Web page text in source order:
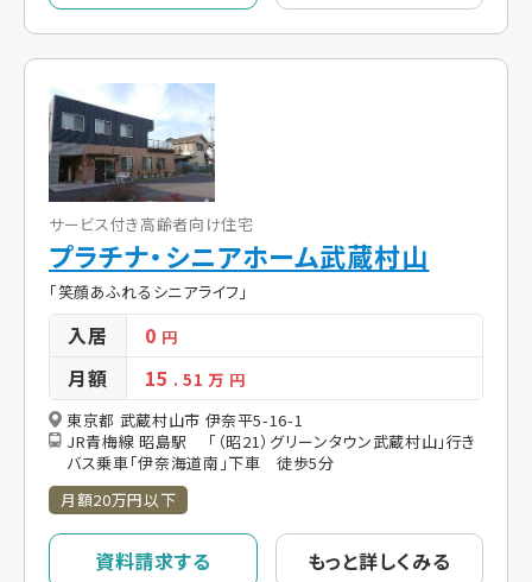
サービス付き高齢者向け住宅
プラチナ・シニアホーム武蔵村山
「笑顔あふれるシニアライフ」
入居 0 円
月額 15 . 51万 円
東京都 武蔵村山市 伊奈平5-16-1
JR青梅線 昭島駅 「（昭21）グリーンタウン武蔵村山」行き
バス乗車「伊奈海道南」下車 徒歩5分
月額20万円以下
資料請求する もっと詳しくみる